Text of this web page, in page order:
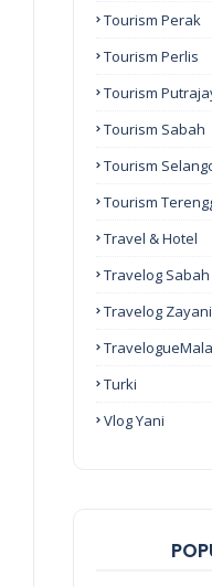
Tourism Perak
Tourism Perlis
Tourism
Tourism Sabah
Tourism
Tourism
Travel & Hotel
Travelog Sabah
Travelog Zayani
Turki
Vlog Yani